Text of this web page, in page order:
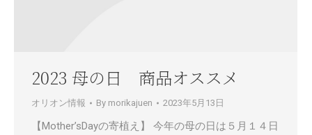
2023 母の日 商品オススメ
オリオン情報 By morikajuen 2023年5月13日
【Mother’sDayの寄植え】 今年の母の日は５月１４日